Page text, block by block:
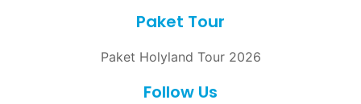
Paket Tour
Paket Holyland Tour 2026
Follow Us